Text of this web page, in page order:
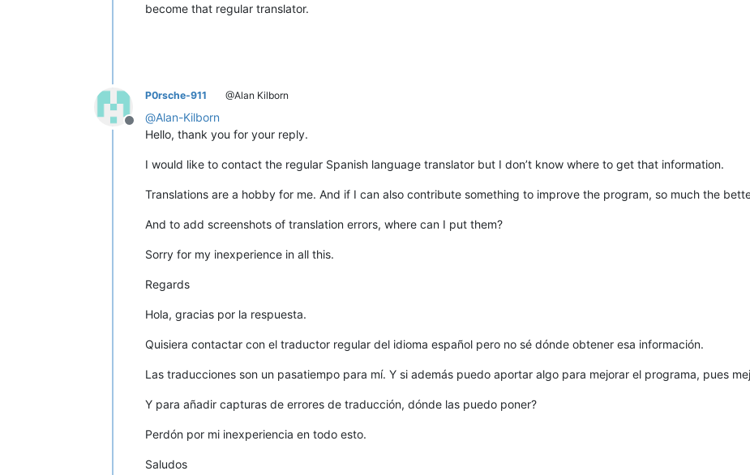
become that regular translator.
Offline
P0rsche-911 @Alan Kilborn
@Alan-Kilborn
Hello, thank you for your reply.
I would like to contact the regular Spanish language translator but I don’t know where to get that information.
Translations are a hobby for me. And if I can also contribute something to improve the program, so much the
And to add screenshots of translation errors, where can I put them?
Sorry for my inexperience in all this.
Regards
Hola, gracias por la respuesta.
Quisiera contactar con el traductor regular del idioma español pero no sé dónde obtener esa información.
Las traducciones son un pasatiempo para mí. Y si además puedo aportar algo para mejorar el programa, pues
Y para añadir capturas de errores de traducción, dónde las puedo poner?
Perdón por mi inexperiencia en todo esto.
Saludos